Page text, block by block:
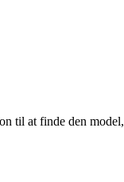
til at finde den